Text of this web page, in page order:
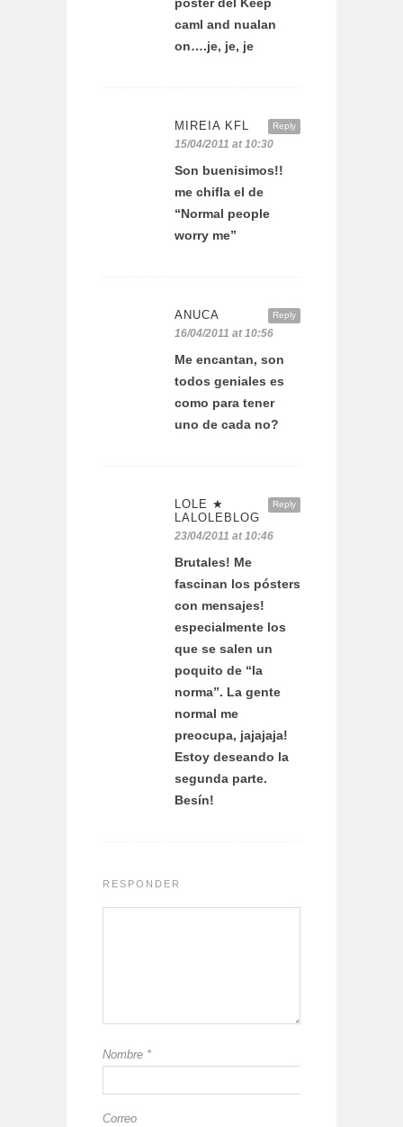
poster del Keep
caml and nualan
on….je, je, je
Reply
MIREIA KFL
15/04/2011 at 10:30
Son buenisimos!!
me chifla el de
“Normal people
worry me”
Reply
ANUCA
16/04/2011 at 10:56
Me encantan, son
todos geniales es
como para tener
uno de cada no?
Reply
LOLE ★
LALOLEBLOG
23/04/2011 at 10:46
Brutales! Me
fascinan los pósters
con mensajes!
especialmente los
que se salen un
poquito de “la
norma”. La gente
normal me
preocupa, jajajaja!
Estoy deseando la
segunda parte.
Besín!
RESPONDER
Nombre *
Correo